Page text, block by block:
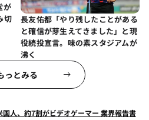
が
切
長友佑都「やり残したことがある
と確信が芽生えてきました」と現
役続投宣言。味の素スタジアムが
沸く
っとみる
国人、約7割がビデオゲーマー 業界報告書